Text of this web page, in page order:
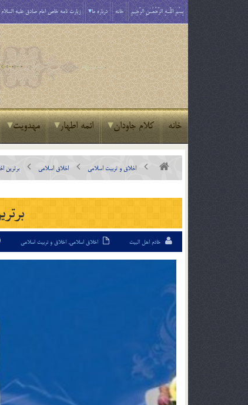
بِسْمِ اللَّـهِ الرَّحْمَـٰنِ الرَّحِيمِ خانه درباره ما زیارت نامه خاص امام صادق علیه السلام
خانه کلام جاودان ائمه اطهار مهدویت
اخلاق و تربیت اسلامی اخلاق اسلامی برترین
خادم اهل البیت اخلاق اسلامی, اخلاق و تربیت اسلامی